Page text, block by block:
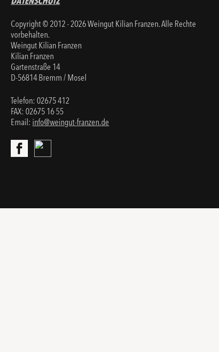
Copyright © 2012 - 2026 Weingut Kilian Franzen. Alle Rechte
vorbehalten.
Weingut Kilian Franzen
Kilian Franzen
Gartenstraße 14
D-56814 Bremm / Mosel
Telefon:02675 412
FAX: 02675 16 55
Email: info@weingut-franzen.de